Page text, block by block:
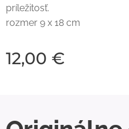
príležitosť.
rozmer 9 x 18 cm
12,00 €